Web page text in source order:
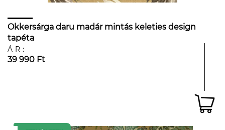
Okkersárga daru madár mintás keleties design
tapéta
ÁR:
39 990 Ft